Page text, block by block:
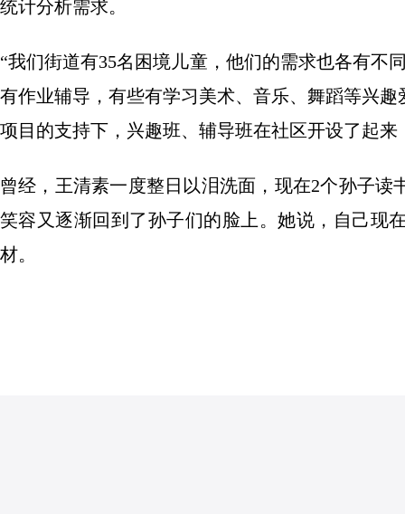
统计分析需求。
“我们街道有35名困境儿童，他们的需求也各有不
有作业辅导，有些有学习美术、音乐、舞蹈等兴
项目的支持下，兴趣班、辅导班在社区开设了起
曾经，王清素一度整日以泪洗面，现在2个孙子
笑容又逐渐回到了孙子们的脸上。她说，自己现
材。